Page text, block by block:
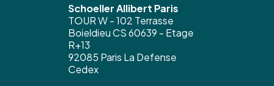
Schoeller Allibert Paris
TOUR W - 102 Terrasse
Boieldieu CS 60639 - Etage
R+13
92085 Paris La Defense
Cedex